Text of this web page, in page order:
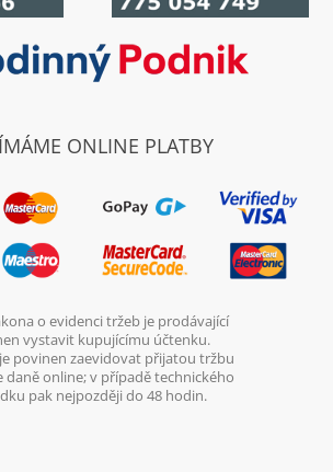
ONLINE PLATBY
o evidenci tržeb je prodávající
vystavit kupujícímu účtenku.
povinen zaevidovat přijatou tržbu
daně online; v případě technického
pak nejpozději do 48 hodin.